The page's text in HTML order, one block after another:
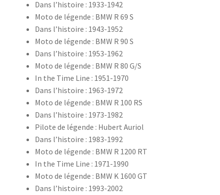
Dans l’histoire : 1933-1942
Moto de légende : BMW R 69 S
Dans l’histoire : 1943-1952
Moto de légende : BMW R 90 S
Dans l’histoire : 1953-1962
Moto de légende : BMW R 80 G/S
In the Time Line : 1951-1970
Dans l’histoire : 1963-1972
Moto de légende : BMW R 100 RS
Dans l’histoire : 1973-1982
Pilote de légende : Hubert Auriol
Dans l’histoire : 1983-1992
Moto de légende : BMW R 1200 RT
In the Time Line : 1971-1990
Moto de légende : BMW K 1600 GT
Dans l’histoire : 1993-2002